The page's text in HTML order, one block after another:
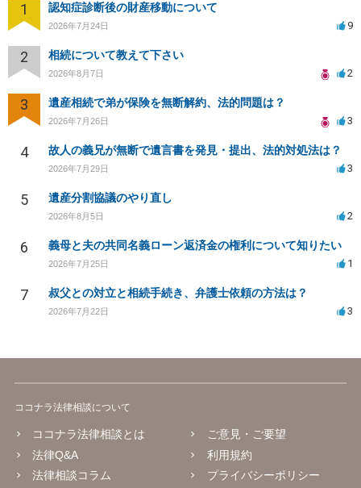
1 認知症診断後の財産移動について
2026年7月24日 9
2 相続について教えて下さい
2026年8月7日 2
3 遺産相続で弟が保険を無断解約、法的問題は？
2026年7月26日 3
4 故人の義兄が無断で遺言書を発見・提出、法的対処法は？
2026年7月29日 3
5 遺産分割協議のやり直し
2026年8月5日 2
6 義母と夫の共同名義ローン返済金の権利について知りたい
2026年7月25日 1
7 叔父との対立と相続手続き、弁護士依頼の方法は？
2026年7月22日 3
ココナラ法律相談について
ココナラ法律相談とは
法律Q&A
法律相談コラム
ご意見・ご要望
利用規約
プライバシーポリシー